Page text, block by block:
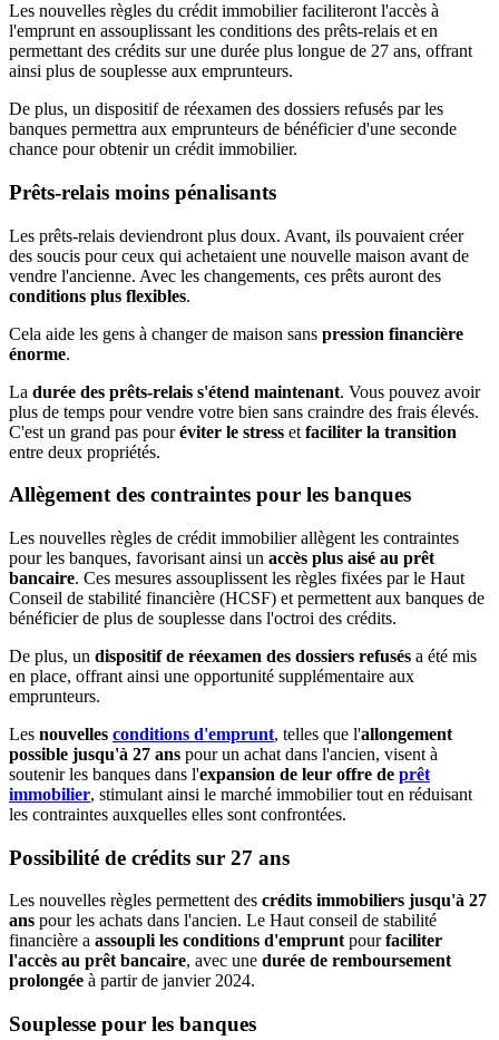
Les nouvelles règles du crédit immobilier faciliteront l'accès à
l'emprunt en assouplissant les conditions des prêts-relais et en
permettant des crédits sur une durée plus longue de 27 ans, offrant
ainsi plus de souplesse aux emprunteurs.
De plus, un dispositif de réexamen des dossiers refusés par les
banques permettra aux emprunteurs de bénéficier d'une seconde
chance pour obtenir un crédit immobilier.
Prêts-relais moins pénalisants
Les prêts-relais deviendront plus doux. Avant, ils pouvaient créer
des soucis pour ceux qui achetaient une nouvelle maison avant de
vendre l'ancienne. Avec les changements, ces prêts auront des
conditions plus flexibles.
Cela aide les gens à changer de maison sans pression financière
énorme.
La durée des prêts-relais s'étend maintenant. Vous pouvez avoir
plus de temps pour vendre votre bien sans craindre des frais élevés.
C'est un grand pas pouréviter le stress et faciliter la transition
entre deux propriétés.
Allègement des contraintes pour les banques
Les nouvelles règles de crédit immobilier allègent les contraintes
pour les banques, favorisant ainsi un accès plus aisé au prêt
bancaire. Ces mesures assouplissent les règles fixées par le Haut
Conseil de stabilité financière (HCSF) et permettent aux banques de
bénéficier de plus de souplesse dans l'octroi des crédits.
De plus, un dispositif de réexamen des dossiers refusés a été mis
en place, offrant ainsi une opportunité supplémentaire aux
emprunteurs.
Les nouvelles conditions d'emprunt, telles que l'allongement
possible jusqu'à 27 ans pour un achat dans l'ancien, visent à
soutenir les banques dans l'expansion de leur offre de prêt
immobilier, stimulant ainsi le marché immobilier tout en réduisant
les contraintes auxquelles elles sont confrontées.
Possibilité de crédits sur 27 ans
Les nouvelles règles permettent des crédits immobiliers jusqu'à 27
ans pour les achats dans l'ancien. Le Haut conseil de stabilité
financière a assoupli les conditions d'empruntpourfaciliter
l'accès au prêt bancaire, avec une durée de remboursement
prolongée à partir de janvier 2024.
Souplesse pour les banques